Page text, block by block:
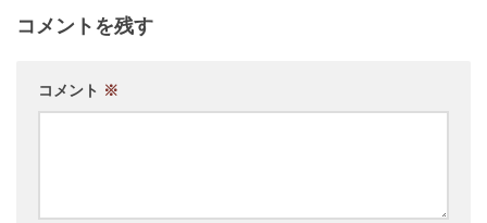
コメントを残す
コメント ※